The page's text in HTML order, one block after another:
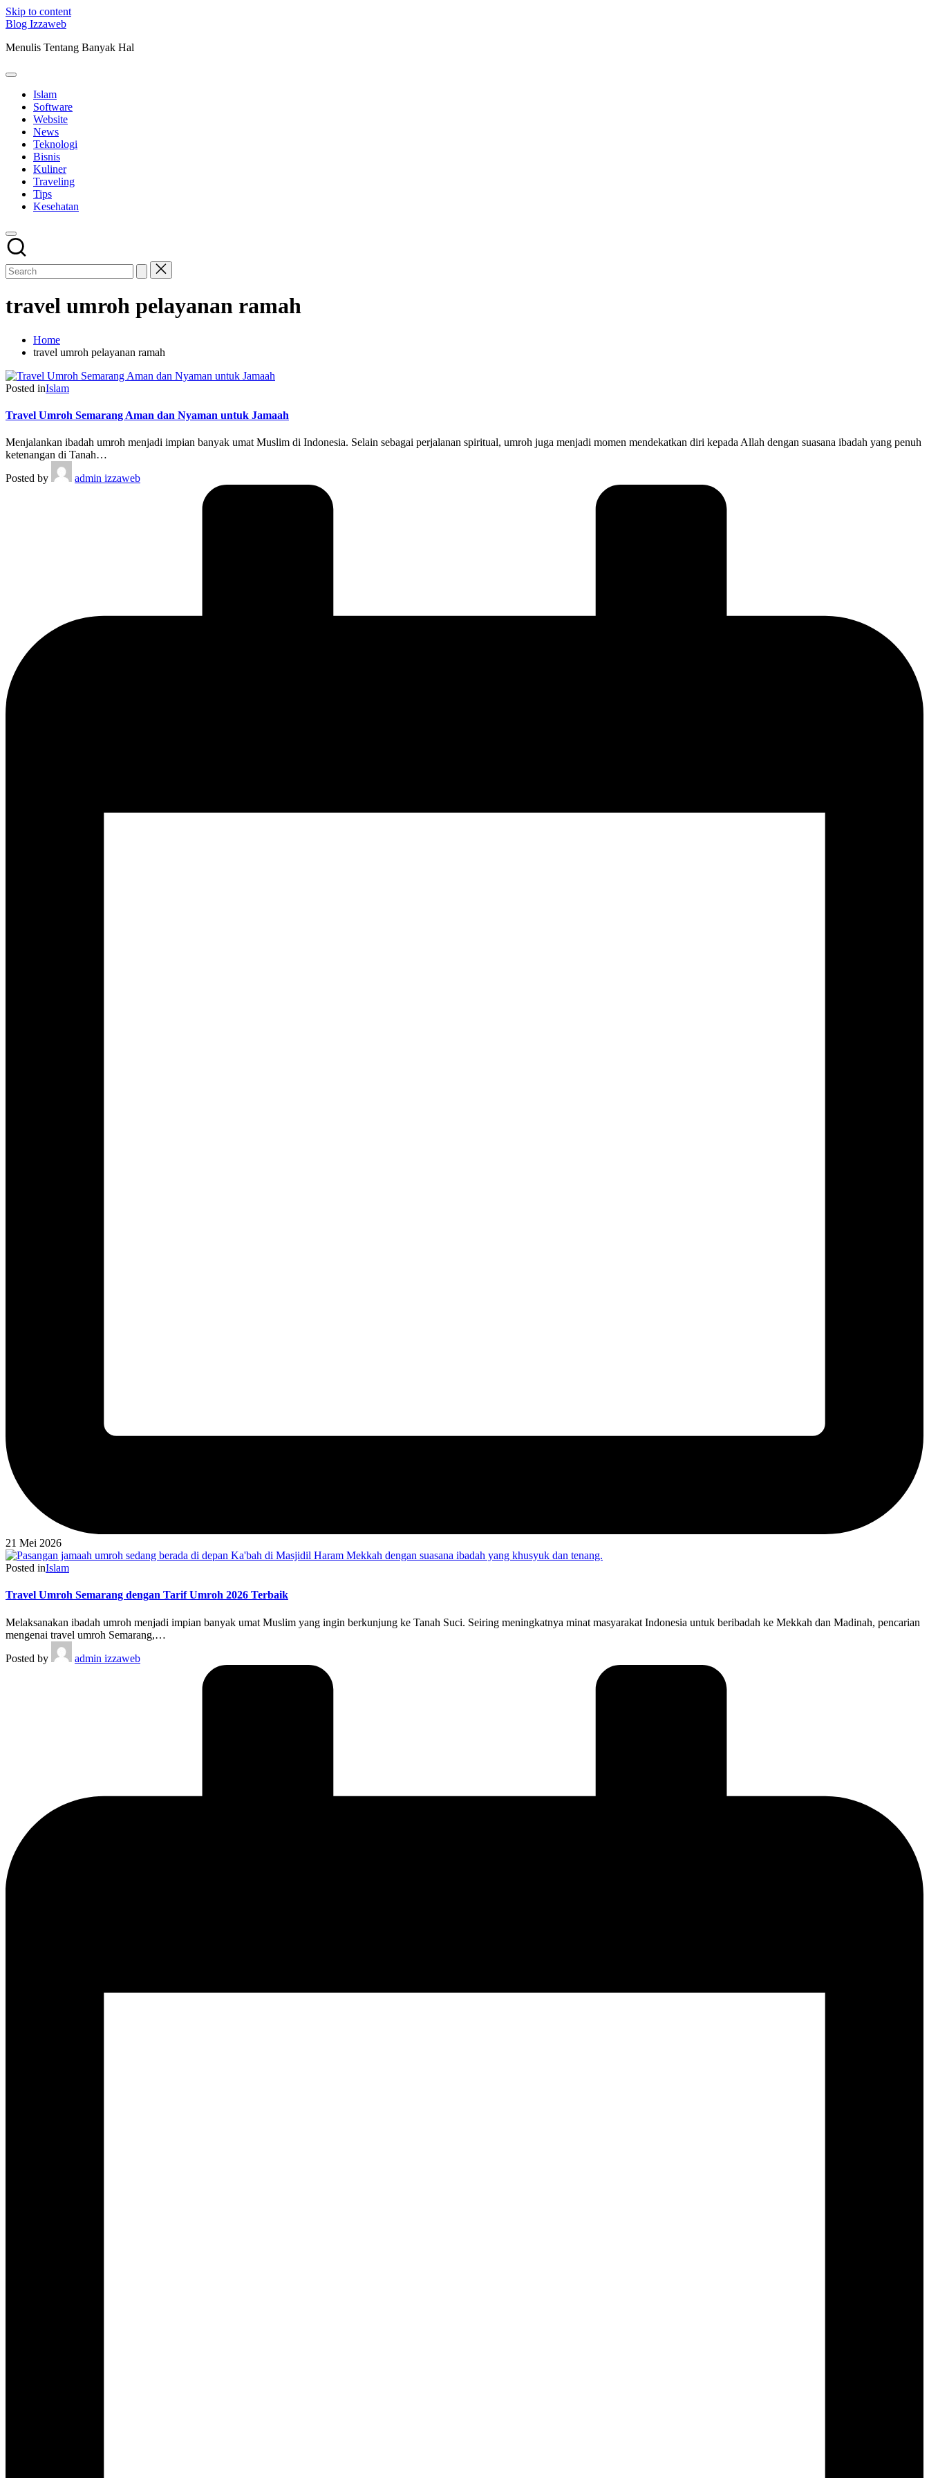
Skip to content
Blog Izzaweb
Menulis Tentang Banyak Hal
Islam
Software
Website
News
Teknologi
Bisnis
Kuliner
Traveling
Tips
Kesehatan
travel umroh pelayanan ramah
Home
travel umroh pelayanan ramah
Posted inIslam
Travel Umroh Semarang Aman dan Nyaman untuk Jamaah
Menjalankan ibadah umroh menjadi impian banyak umat Muslim di Indonesia. Selain sebagai perjalanan spiritual, umroh juga menjadi momen mendekatkan diri kepada Allah dengan suasana ibadah yang penuh
ketenangan di Tanah…
Posted by
admin izzaweb
21 Mei 2026
Posted inIslam
Travel Umroh Semarang dengan Tarif Umroh 2026 Terbaik
Melaksanakan ibadah umroh menjadi impian banyak umat Muslim yang ingin berkunjung ke Tanah Suci. Seiring meningkatnya minat masyarakat Indonesia untuk beribadah ke Mekkah dan Madinah, pencarian
mengenai travel umroh Semarang,…
Posted by
admin izzaweb